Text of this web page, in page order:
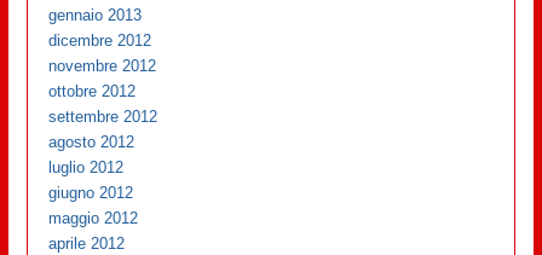
gennaio 2013
dicembre 2012
novembre 2012
ottobre 2012
settembre 2012
agosto 2012
luglio 2012
giugno 2012
maggio 2012
aprile 2012